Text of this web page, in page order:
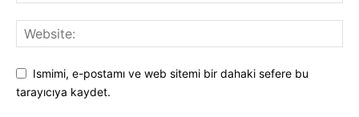
Ismimi, e-postamı ve web sitemi bir dahaki sefere bu
tarayıcıya kaydet.